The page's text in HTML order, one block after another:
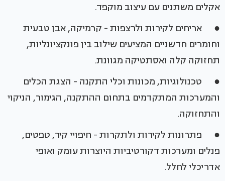
אקלים משתנים עם עיצוב מוקפד.
● אריחים לקירות ולרצפות - קרמיקה, אבן טבעית
וחומרים חדשניים המציעים שילוב בין פונקציונליות,
תחזוקה קלה ואסתטיקה מגוונת.
● טכנולוגיות, מכונות וכלי התקנה - הצגת הכלים
והמערכות המתקדמים בתחום ההתקנה, הגימור, הניקוי
והתחזוקה.
● פתרונות לקירות ולתקרות - חיפויי קיר, טפטים,
פנלים ומערכות דקורטיביות היוצרות עומק ואופי
אדריכלי לחלל.